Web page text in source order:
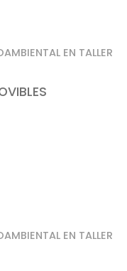
EN TALLER
EN TALLER